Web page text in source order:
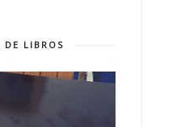
DE LIBROS